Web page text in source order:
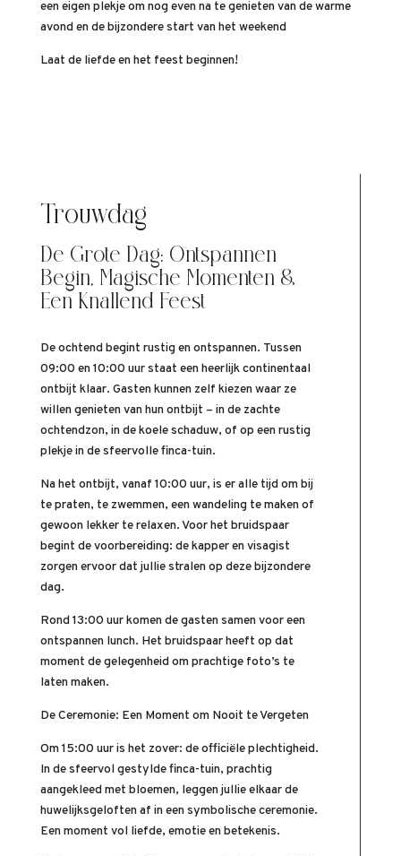
een eigen plekje om nog even na te genieten van de warme
avond en de bijzondere start van het weekend
Laat de liefde en het feest beginnen!
Trouwdag
De Grote Dag: Ontspannen
Begin, Magische Momenten &
Een Knallend Feest
De ochtend begint rustig en ontspannen. Tussen
09:00 en 10:00 uur staat een heerlijk continentaal
ontbijt klaar. Gasten kunnen zelf kiezen waar ze
willen genieten van hun ontbijt – in de zachte
ochtendzon, in de koele schaduw, of op een rustig
plekje in de sfeervolle finca-tuin.
Na het ontbijt, vanaf 10:00 uur, is er alle tijd om bij
te praten, te zwemmen, een wandeling te maken of
gewoon lekker te relaxen. Voor het bruidspaar
begint de voorbereiding: de kapper en visagist
zorgen ervoor dat jullie stralen op deze bijzondere
dag.
Rond 13:00 uur komen de gasten samen voor een
ontspannen lunch. Het bruidspaar heeft op dat
moment de gelegenheid om prachtige foto’s te
laten maken.
De Ceremonie: Een Moment om Nooit te Vergeten
Om 15:00 uur is het zover: de officiële plechtigheid.
In de sfeervol gestylde finca-tuin, prachtig
aangekleed met bloemen, leggen jullie elkaar de
huwelijksgeloften af in een symbolische ceremonie.
Een moment vol liefde, emotie en betekenis.